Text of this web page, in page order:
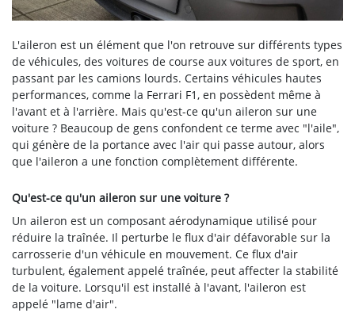
L'aileron est un élément que l'on retrouve sur différents types
de véhicules, des voitures de course aux voitures de sport, en
passant par les camions lourds. Certains véhicules hautes
performances, comme la Ferrari F1, en possèdent même à
l'avant et à l'arrière. Mais qu'est-ce qu'un aileron sur une
voiture ? Beaucoup de gens confondent ce terme avec "l'aile",
qui génère de la portance avec l'air qui passe autour, alors
que l'aileron a une fonction complètement différente.
Qu'est-ce qu'un aileron sur une voiture ?
Un aileron est un composant aérodynamique utilisé pour
réduire la traînée. Il perturbe le flux d'air défavorable sur la
carrosserie d'un véhicule en mouvement. Ce flux d'air
turbulent, également appelé traînée, peut affecter la stabilité
de la voiture. Lorsqu'il est installé à l'avant, l'aileron est
appelé "lame d'air".